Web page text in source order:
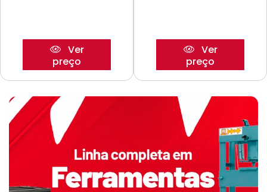
Ver
preço
Ver
preço